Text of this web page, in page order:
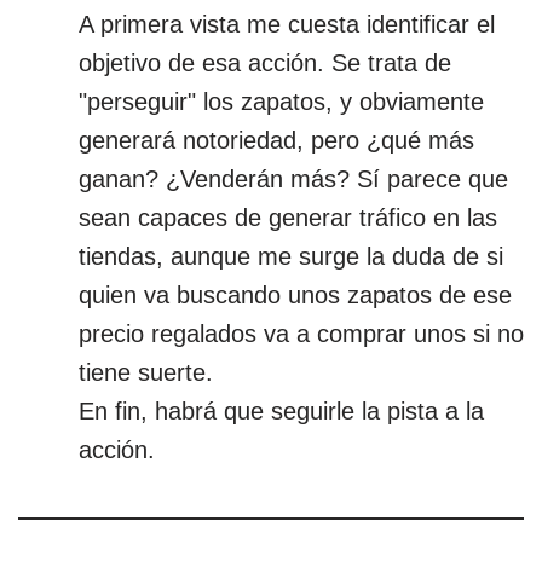
A primera vista me cuesta identificar el
objetivo de esa acción. Se trata de
"perseguir" los zapatos, y obviamente
generará notoriedad, pero ¿qué más
ganan? ¿Venderán más? Sí parece que
sean capaces de generar tráfico en las
tiendas, aunque me surge la duda de si
quien va buscando unos zapatos de ese
precio regalados va a comprar unos si no
tiene suerte.
En fin, habrá que seguirle la pista a la
acción.